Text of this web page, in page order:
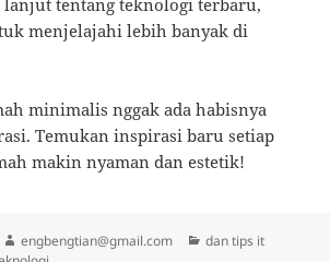
tentang teknologi terbaru,
menjelajahi lebih banyak di
minimalis nggak ada habisnya
Temukan inspirasi baru setiap
makin nyaman dan estetik!
Author
engbengtian@gmail.com Categories
dan tips it